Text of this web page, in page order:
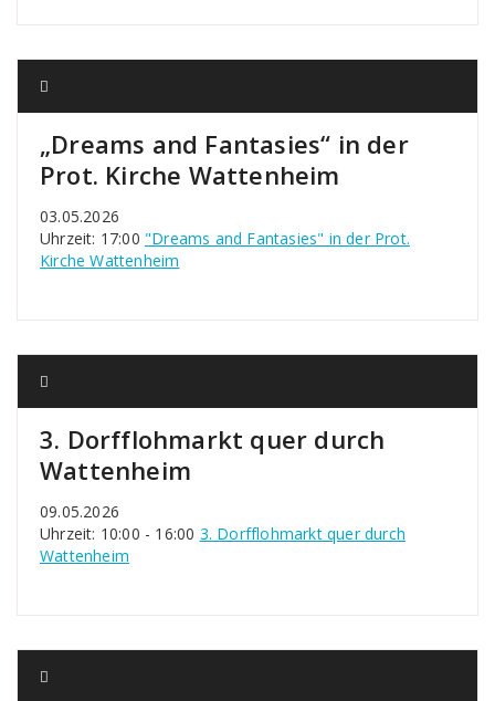
„Dreams and Fantasies“ in der
Prot. Kirche Wattenheim
03.05.2026
Uhrzeit: 17:00 "Dreams and Fantasies" in der Prot.
Kirche Wattenheim
3. Dorfflohmarkt quer durch
Wattenheim
09.05.2026
Uhrzeit: 10:00 - 16:00 3. Dorfflohmarkt quer durch
Wattenheim